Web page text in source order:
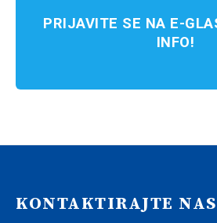
PRIJAVITE SE NA E-
INFO!
KONTAKTIRAJTE NAS